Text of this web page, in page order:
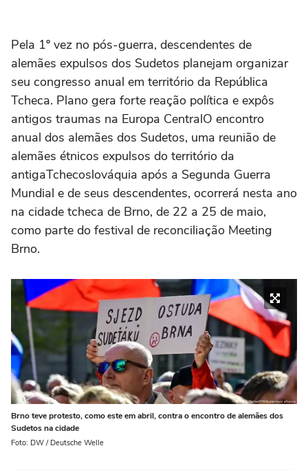
Pela 1º vez no pós-guerra, descendentes de
alemães expulsos dos Sudetos planejam organizar
seu congresso anual em território da República
Tcheca. Plano gera forte reação política e expôs
antigos traumas na Europa CentralO encontro
anual dos alemães dos Sudetos, uma reunião de
alemães étnicos expulsos do território da
antigaTchecoslováquia após a Segunda Guerra
Mundial e de seus descendentes, ocorrerá nesta ano
na cidade tcheca de Brno, de 22 a 25 de maio,
como parte do festival de reconciliação Meeting
Brno.
Brno teve protesto, como este em abril, contra o encontro de alemães dos
Sudetos na cidade
Foto: DW / Deutsche Welle